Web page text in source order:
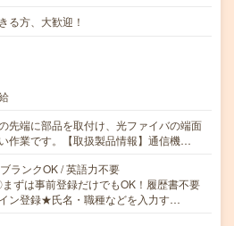
る方、大歓迎！
先端に部品を取付け、光ファイバの端面
作業です。【取扱製品情報】通信機…
ランクOK / 英語力不要
ずは事前登録だけでもOK！履歴書不要
ン登録★氏名・職種などを入力す…